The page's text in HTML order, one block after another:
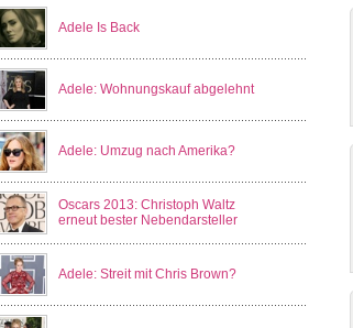
Adele Is Back
Adele: Wohnungskauf abgelehnt
Adele: Umzug nach Amerika?
Oscars 2013: Christoph Waltz
erneut bester Nebendarsteller
Adele: Streit mit Chris Brown?